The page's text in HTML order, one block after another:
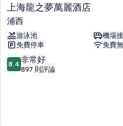
相
片
上
海
龍
之
夢
萬
麗
上海龍之夢萬麗酒店
浦西
游泳池
機場
免費停車
免費
8.4
分，
8.4 非常好
897 則評論